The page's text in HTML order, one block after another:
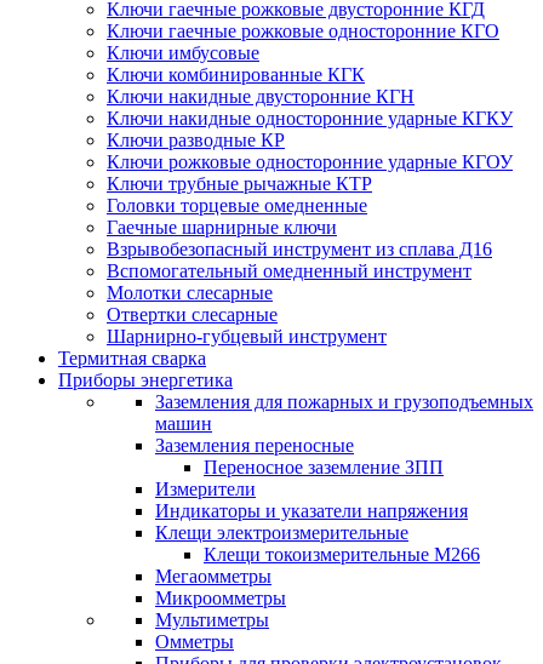
Ключи гаечные рожковые двусторонние КГД
Ключи гаечные рожковые односторонние КГО
Ключи имбусовые
Ключи комбинированные КГК
Ключи накидные двусторонние КГН
Ключи накидные односторонние ударные КГКУ
Ключи разводные КР
Ключи рожковые односторонние ударные КГОУ
Ключи трубные рычажные КТР
Головки торцевые омедненные
Гаечные шарнирные ключи
Взрывобезопасный инструмент из сплава Д16
Вспомогательный омедненный инструмент
Молотки слесарные
Отвертки слесарные
Шарнирно-губцевый инструмент
Термитная сварка
Приборы энергетика
Заземления для пожарных и грузоподъемных
машин
Заземления переносные
Переносное заземление ЗПП
Измерители
Индикаторы и указатели напряжения
Клещи электроизмерительные
Клещи токоизмерительные М266
Мегаомметры
Микроомметры
Мультиметры
Омметры